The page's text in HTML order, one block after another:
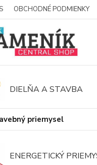
OBCHODNÉ PODMIENKY
DIELŇA A STAVBA
priemysel
ENERGETICKÝ